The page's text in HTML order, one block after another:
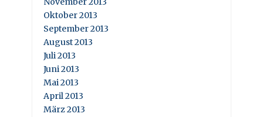
Oktober 2013
September 2013
August 2013
Juli 2013
Juni 2013
Mai 2013
April 2013
März 2013